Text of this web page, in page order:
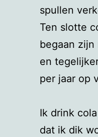
spullen
Ten slotte
begaan
en
per jaar op
Ik drink
dat ik dik